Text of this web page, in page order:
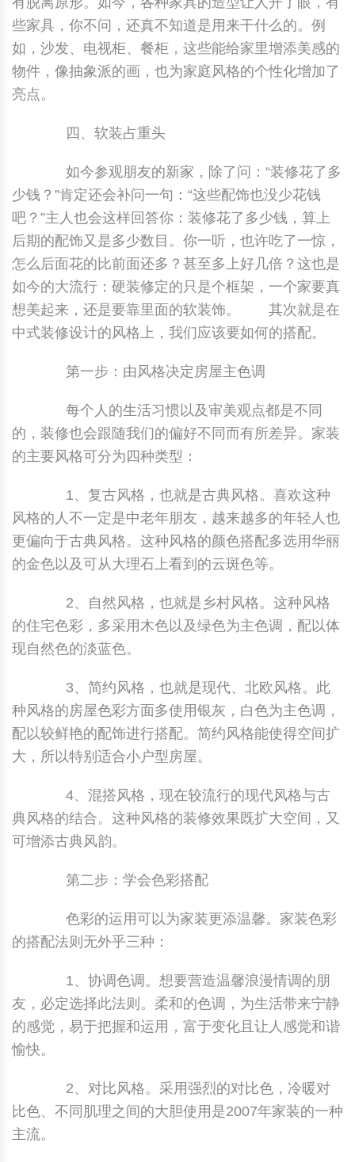
些家具，你不问，还真不知道是用来干什么的。例
如，沙发、电视柜、餐柜，这些能给家里增添美感的
物件，像抽象派的画，也为家庭风格的个性化增加了
亮点。
四、软装占重头
如今参观朋友的新家，除了问：“装修花了多
少钱？”肯定还会补问一句：“这些配饰也没少花钱
吧？”主人也会这样回答你：装修花了多少钱，算上
后期的配饰又是多少数目。你一听，也许吃了一惊，
怎么后面花的比前面还多？甚至多上好几倍？这也是
如今的大流行：硬装修定的只是个框架，一个家要真
想美起来，还是要靠里面的软装饰。 其次就是在
中式装修设计的风格上，我们应该要如何的搭配。
第一步：由风格决定房屋主色调
每个人的生活习惯以及审美观点都是不同
的，装修也会跟随我们的偏好不同而有所差异。家装
的主要风格可分为四种类型：
1、复古风格，也就是古典风格。喜欢这种
风格的人不一定是中老年朋友，越来越多的年轻人也
更偏向于古典风格。这种风格的颜色搭配多选用华丽
的金色以及可从大理石上看到的云斑色等。
2、自然风格，也就是乡村风格。这种风格
的住宅色彩，多采用木色以及绿色为主色调，配以体
现自然色的淡蓝色。
3、简约风格，也就是现代、北欧风格。此
种风格的房屋色彩方面多使用银灰，白色为主色调，
配以较鲜艳的配饰进行搭配。简约风格能使得空间扩
大，所以特别适合小户型房屋。
4、混搭风格，现在较流行的现代风格与古
典风格的结合。这种风格的装修效果既扩大空间，又
可增添古典风韵。
第二步：学会色彩搭配
色彩的运用可以为家装更添温馨。家装色彩
的搭配法则无外乎三种：
1、协调色调。想要营造温馨浪漫情调的朋
友，必定选择此法则。柔和的色调，为生活带来宁静
的感觉，易于把握和运用，富于变化且让人感觉和谐
愉快。
2、对比风格。采用强烈的对比色，冷暖对
比色、不同肌理之间的大胆使用是2007年家装的一种
主流。